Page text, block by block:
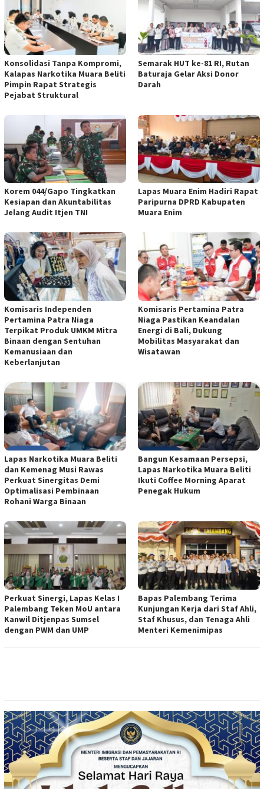
Konsolidasi Tanpa Kompromi,
Kalapas Narkotika Muara Beliti
Pimpin Rapat Strategis
Pejabat Struktural
Semarak HUT ke-81 RI, Rutan
Baturaja Gelar Aksi Donor
Darah
Korem 044/Gapo Tingkatkan
Kesiapan dan Akuntabilitas
Jelang Audit Itjen TNI
Lapas Muara Enim Hadiri Rapat
Paripurna DPRD Kabupaten
Muara Enim
Komisaris Independen
Pertamina Patra Niaga
Terpikat Produk UMKM Mitra
Binaan dengan Sentuhan
Kemanusiaan dan
Keberlanjutan
Komisaris Pertamina Patra
Niaga Pastikan Keandalan
Energi di Bali, Dukung
Mobilitas Masyarakat dan
Wisatawan
Lapas Narkotika Muara Beliti
dan Kemenag Musi Rawas
Perkuat Sinergitas Demi
Optimalisasi Pembinaan
Rohani Warga Binaan
Bangun Kesamaan Persepsi,
Lapas Narkotika Muara Beliti
Ikuti Coffee Morning Aparat
Penegak Hukum
Perkuat Sinergi, Lapas Kelas I
Palembang Teken MoU antara
Kanwil Ditjenpas Sumsel
dengan PWM dan UMP
Bapas Palembang Terima
Kunjungan Kerja dari Staf Ahli,
Staf Khusus, dan Tenaga Ahli
Menteri Kemenimipas